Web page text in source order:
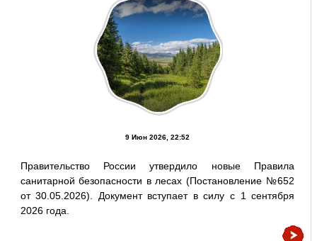
9 Июн 2026, 22:52
Правительство России утвердило новые Правила
санитарной безопасности в лесах (Постановление №652
от 30.05.2026). Документ вступает в силу с 1 сентября
2026 года.